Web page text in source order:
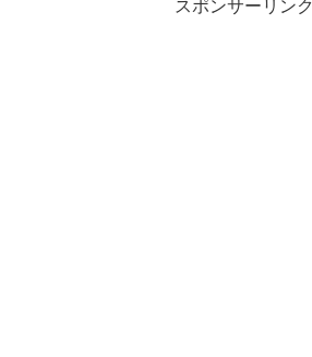
スポンサーリンク